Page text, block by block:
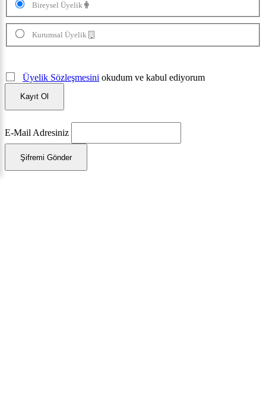
Bireysel Üyelik
Kurumsal Üyelik
Üyelik Sözleşmesini okudum ve kabul ediyorum
Kayıt Ol
E-Mail Adresiniz
Şifremi Gönder